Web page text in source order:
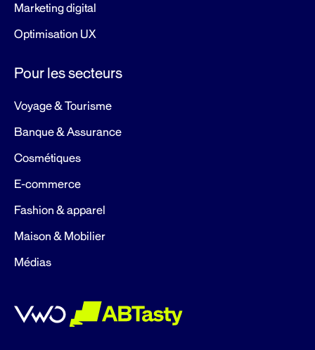
Marketing digital
Optimisation UX
Pour les secteurs
Voyage & Tourisme
Banque & Assurance
Cosmétiques
E-commerce
Fashion & apparel
Maison & Mobilier
Médias